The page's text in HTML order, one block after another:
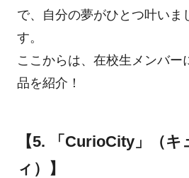
で、自分の夢がひとつ叶いま
す。
ここからは、在校生メンバー
品を紹介！
【5. 「CurioCity」（
ィ）】